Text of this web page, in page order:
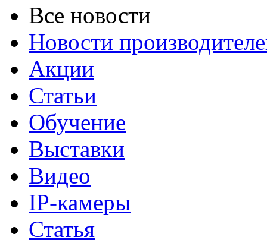
Все новости
Новости
Акции
Статьи
Обучение
Выставки
Видео
IP-камеры
Статья